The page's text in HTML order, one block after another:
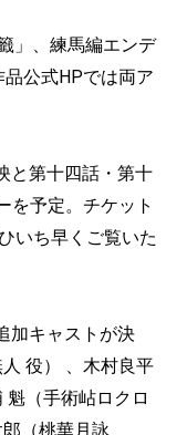
」、練馬編エンデ
公式HPでは両ア
と第十四話・第十
を予定。チケット
いち早くご覧いた
加キャストが決
役） 、木村良平
魁（手術岾ロクロ
（桃華月詠